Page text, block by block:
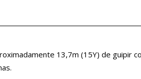
13,7m (15Y) de guipir